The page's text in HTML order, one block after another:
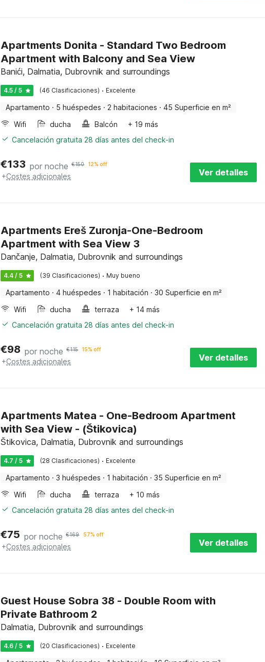
Apartments Donita - Standard Two Bedroom
Apartment with Balcony and Sea View
Banići, Dalmatia, Dubrovnik and surroundings
4.5 / 5 (46 Clasificaciones) · Excelente
Apartamento · 5 huéspedes · 2 habitaciones · 45 Superficie en m²
Wifi
ducha Balcón
+ 19 más
Cancelación gratuita 28 días antes del check-in
€133 por noche €150 12% off
+Costes adicionales Ver detalles
Apartments Ereš Zuronja-One-Bedroom
Apartment with Sea View 3
Dančanje, Dalmatia, Dubrovnik and surroundings
4.4 / 5 (39 Clasificaciones) · Muy bueno
Apartamento · 4 huéspedes · 1 habitación · 30 Superficie en m²
Wifi
ducha terraza
+ 14 más
Cancelación gratuita 28 días antes del check-in
€98 por noche €115 15% off
+Costes adicionales Ver detalles
Apartments Matea - One-Bedroom Apartment
with Sea View - (Štikovica)
Štikovica, Dalmatia, Dubrovnik and surroundings
4.7 / 5 (28 Clasificaciones) · Excelente
Apartamento · 3 huéspedes · 1 habitación · 35 Superficie en m²
Wifi
ducha terraza
+ 10 más
Cancelación gratuita 28 días antes del check-in
€75 por noche €169 57% off
+Costes adicionales Ver detalles
Guest House Sobra 38 - Double Room with
Private Bathroom 2
Dalmatia, Dubrovnik and surroundings
4.6 / 5 (20 Clasificaciones) · Excelente